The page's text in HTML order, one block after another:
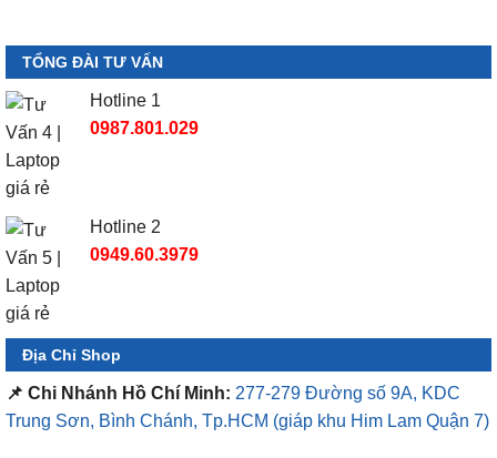
TỔNG ĐÀI TƯ VẤN
Hotline 1
0987.801.029
Hotline 2
0949.60.3979
Địa Chỉ Shop
📌 Chi Nhánh Hồ Chí Minh: 277-279 Đường số 9A, KDC
Trung Sơn, Bình Chánh, Tp.HCM (giáp khu Him Lam Quận 7)